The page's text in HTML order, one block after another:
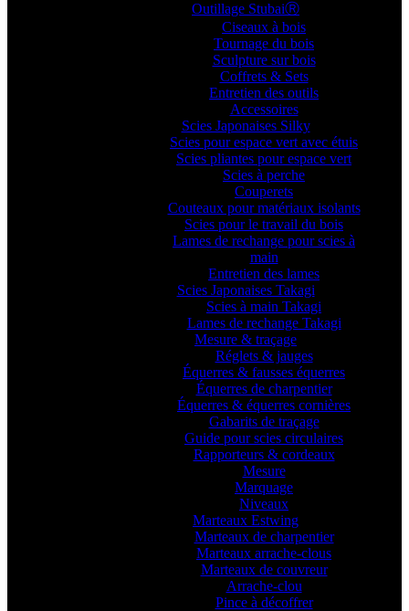
Outillage StubaiⓇ
Ciseaux à bois
Tournage du bois
Sculpture sur bois
Coffrets & Sets
Entretien des outils
Accessoires
Scies Japonaises Silky
Scies pour espace vert avec étuis
Scies pliantes pour espace vert
Scies à perche
Couperets
Couteaux pour matériaux isolants
Scies pour le travail du bois
Lames de rechange pour scies à
main
Entretien des lames
Scies Japonaises Takagi
Scies à main Takagi
Lames de rechange Takagi
Mesure & traçage
Réglets & jauges
Équerres & fausses équerres
Équerres de charpentier
Équerres & équerres cornières
Gabarits de traçage
Guide pour scies circulaires
Rapporteurs & cordeaux
Mesure
Marquage
Niveaux
Marteaux Estwing
Marteaux de charpentier
Marteaux arrache-clous
Marteaux de couvreur
Arrache-clou
Pince à décoffrer